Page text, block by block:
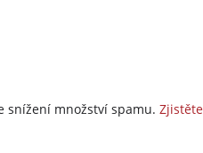
snížení množství spamu.